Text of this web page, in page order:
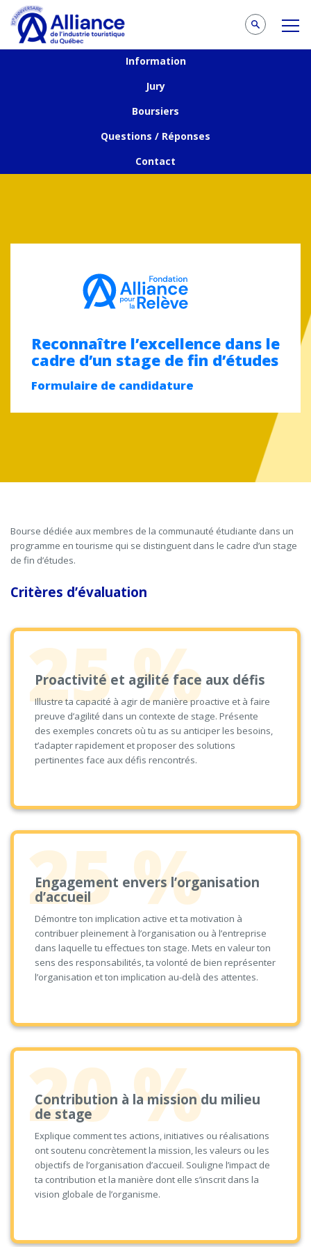
Information
Jury
Boursiers
Questions / Réponses
Contact
Reconnaître l’excellence dans le
cadre d’un stage de fin d’études
Formulaire de candidature
Bourse dédiée aux membres de la communauté étudiante dans un
programme en tourisme qui se distinguent dans le cadre d’un stage
de fin d’études.
Critères d’évaluation
25 %
Proactivité et agilité face aux défis
Illustre ta capacité à agir de manière proactive et à faire
preuve d’agilité dans un contexte de stage. Présente
des exemples concrets où tu as su anticiper les besoins,
t’adapter rapidement et proposer des solutions
pertinentes face aux défis rencontrés.
25 %
Engagement envers l’organisation
d’accueil
Démontre ton implication active et ta motivation à
contribuer pleinement à l’organisation ou à l’entreprise
dans laquelle tu effectues ton stage. Mets en valeur ton
sens des responsabilités, ta volonté de bien représenter
l’organisation et ton implication au-delà des attentes.
20 %
Contribution à la mission du milieu
de stage
Explique comment tes actions, initiatives ou réalisations
ont soutenu concrètement la mission, les valeurs ou les
objectifs de l’organisation d’accueil. Souligne l’impact de
ta contribution et la manière dont elle s’inscrit dans la
vision globale de l’organisme.